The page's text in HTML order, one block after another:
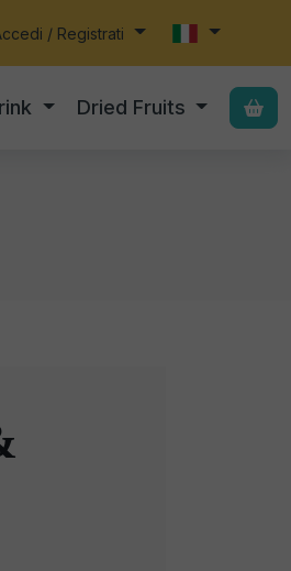
/ Registrati
Dried Fruits